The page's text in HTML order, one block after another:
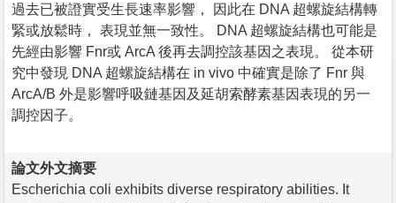
過去已被證實受生長速率影響， 因此在 DNA 超螺旋結構轉
緊或放鬆時， 表現並無一致性。 DNA 超螺旋結構也可能是
先經由影響 Fnr或 ArcA 後再去調控該基因之表現。 從本研
究中發現 DNA 超螺旋結構在 in vivo 中確實是除了 Fnr 與
ArcA/B 外是影響呼吸鏈基因及延胡索酵素基因表現的另一
調控因子。
論文外文摘要
Escherichia coli exhibits diverse respiratory abilities. It